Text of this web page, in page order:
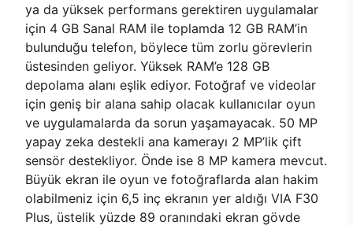
ya da yüksek performans gerektiren uygulamalar
için 4 GB Sanal RAM ile toplamda 12 GB RAM’in
bulunduğu telefon, böylece tüm zorlu görevlerin
üstesinden geliyor. Yüksek RAM’e 128 GB
depolama alanı eşlik ediyor. Fotoğraf ve videolar
için geniş bir alana sahip olacak kullanıcılar oyun
ve uygulamalarda da sorun yaşamayacak. 50 MP
yapay zeka destekli ana kamerayı 2 MP’lik çift
sensör destekliyor. Önde ise 8 MP kamera mevcut.
Büyük ekran ile oyun ve fotoğraflarda alan hakim
olabilmeniz için 6,5 inç ekranın yer aldığı VIA F30
Plus, üstelik yüzde 89 oranındaki ekran gövde